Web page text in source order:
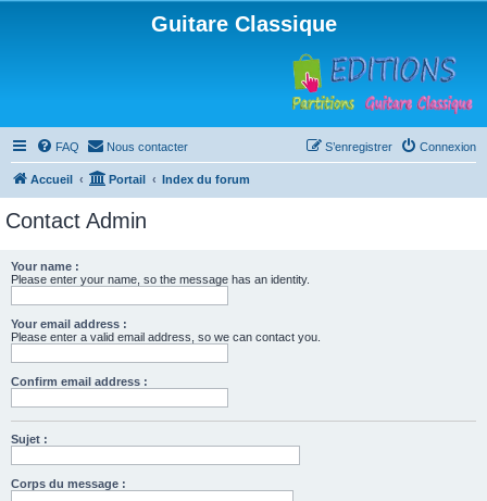
Guitare Classique
FAQ Nous contacter Connexion
S’enregistrer
Accueil Portail Index du forum
Contact Admin
Your name :
Please enter your name, so the message has an identity.
Your email address :
Please enter a valid email address, so we can contact you.
Confirm email address :
Sujet :
Corps du message :